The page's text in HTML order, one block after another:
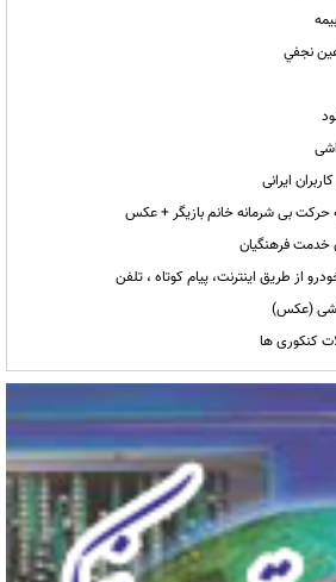
نجفي
حرکت بی شرمانه خانم بازیگر + عکس
از طریق اینترنت، پیام کوتاه ، تلفن
(عکس)
کنکوری ها